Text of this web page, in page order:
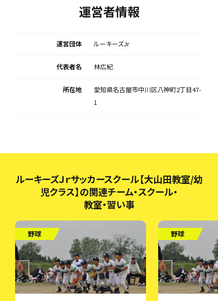
運営者情報
運営団体 ルーキーズJr
代表者名 林広紀
所在地
愛知県名古屋市中川区八神町2丁目47-
1
ルーキーズＪｒサッカースクール【大山田教室/幼
児クラス】の関連チーム・スクール・
教室・習い事
野球 野球